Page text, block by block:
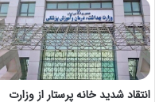
انتقاد شديد خانه پرستار از وزارت